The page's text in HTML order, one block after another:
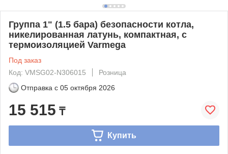
Группа 1" (1.5 бара) безопасности котла,
никелированная латунь, компактная, с
термоизоляцией Varmega
Под заказ
Код: VMSG02-N306015
Розница
Отправка с 05 октября 2026
15 515 ₸
Купить